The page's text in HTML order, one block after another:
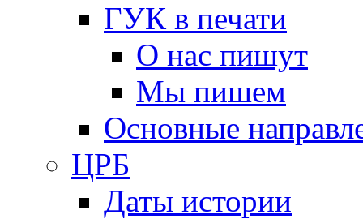
ГУК в печати
О нас пишут
Мы пишем
Основные
ЦРБ
Даты истории